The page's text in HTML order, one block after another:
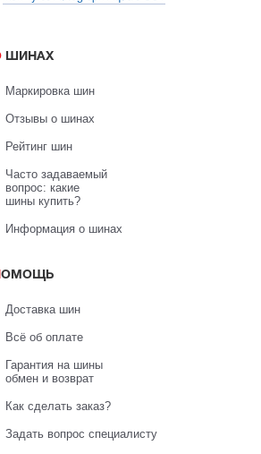
О ШИНАХ
Маркировка шин
Отзывы о шинах
Рейтинг шин
Часто задаваемый
вопрос: какие
шины купить?
Информация о шинах
ПОМОЩЬ
Доставка шин
Всё об оплате
Гарантия на шины
обмен и возврат
Как сделать заказ?
Задать вопрос специалисту